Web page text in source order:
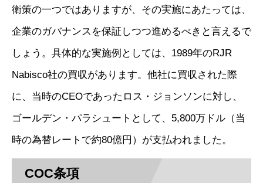
衛策の一つではありますが、その実施にあたっては、
企業のガバナンスを保証しつつ進めるべきと言えるで
しょう。具体的な実施例としては、1989年のRJR
Nabisco社の買収があります。他社に買収された際
に、当時のCEOであったロス・ジョンソンに対し、
ゴールデン・パラシュートとして、5,800万ドル（当
時の為替レートで約80億円）が支払われました。
COC条項